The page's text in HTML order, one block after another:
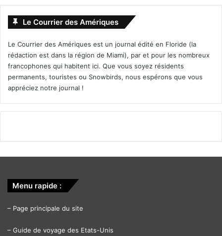
Le Courrier des Amériques
Le Courrier des Amériques est un journal édité en Floride (la
rédaction est dans la région de Miami), par et pour les nombreux
francophones qui habitent ici. Que vous soyez résidents
permanents, touristes ou Snowbirds, nous espérons que vous
appréciez notre journal !
Menu rapide :
– Page principale du site
– Guide de voyage des Etats-Unis